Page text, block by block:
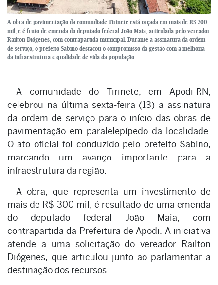
A obra de pavimentação da comundiade Tirinete está orçada em mais de R$ 300
mil, e é fruto de emenda do deputado federal João Maia, articulada pelo vereador
Railton Diógenes, com contrapartida municipal. Durante a assinatura da ordem
de serviço, o prefeito Sabino destacou o compromisso da gestão com a melhoria
da infraestrutura e qualidade de vida da população.
A comunidade do Tirinete, em Apodi-RN,
celebrou na última sexta-feira (13) a assinatura
da ordem de serviço para o início das obras de
pavimentação em paralelepípedo da localidade.
O ato oficial foi conduzido pelo prefeito Sabino,
marcando um avanço importante para a
infraestrutura da região.
A obra, que representa um investimento de
mais de R$ 300 mil, é resultado de uma emenda
do deputado federal João Maia, com
contrapartida da Prefeitura de Apodi. A iniciativa
atende a uma solicitação do vereador Railton
Diógenes, que articulou junto ao parlamentar a
destinação dos recursos.